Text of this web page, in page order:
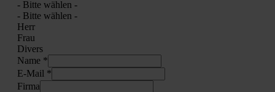
- Bit­te wäh­len -
- Bit­te wäh­len -
Herr
Frau
Divers
Name *
E‑Mail *
Fir­ma